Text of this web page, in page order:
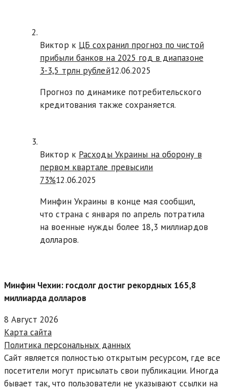
Виктор к ЦБ сохранил прогноз по чистой
прибыли банков на 2025 год в диапазоне
3-3,5 трлн рублей12.06.2025
Прогноз по динамике потребительского
кредитования также сохраняется.
Виктор к Расходы Украины на оборону в
первом квартале превысили
73%12.06.2025
Минфин Украины в конце мая сообщил,
что страна с января по апрель потратила
на военные нужды более 18,3 миллиардов
долларов.
Минфин Чехии: госдолг достиг рекордных 165,8
миллиарда долларов
8 Август 2026
Карта сайта
Политика персональных данных
Сайт является полностью открытым ресурсом, где все
посетители могут присылать свои публикации. Иногда
бывает так, что пользователи не указывают ссылки на